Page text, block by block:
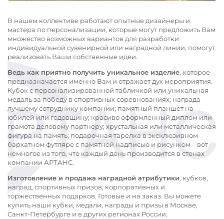
В нашем коллективе работают опытные дизайнеры и
мастера по персонализации, которые могут предложить Вам
множество возможных вариантов для разработки
индивидуальной сувенирной или наградной линии, помогут
реализовать Ваши собственные идеи.
Ведь как приятно получить уникальное изделие, которое
предназначается именно Вам и отражает дух мероприятия.
Кубок с персонализированной табличкой или уникальная
медаль за победу в спортивных соревнованиях; награда
лучшему сотруднику компании; памятный планшет на
юбилей или годовщину; красиво оформленный диплом или
грамота деловому партнеру; хрустальная или металлическая
фигура на память; подарочная тарелка в эксклюзивном
бархатном футляре с памятной надписью и рисунком – вот
немногое из того, что каждый день производится в стенах
компании АРТАНС.
Изготовление и продажа наградной атрибутики, кубков,
наград, спортивных призов, корпоративных и
торжественных подарков. Готовые и на заказ. Вы можете
купить наши кубки, медали, награды и призы в Москве,
Санкт-Петербурге и в других регионах России.